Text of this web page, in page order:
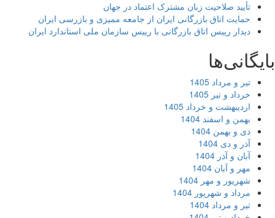
تأیید صلاحیت زبان مشترک اعتماد در جهان
حمایت اتاق بازرگانی ایران از جامعه ممیزی و بازرسی ایران
دیدار رییس اتاق بازرگانی با رییس سازمان ملی استاندارد ایران
تیر و مرداد 1405
خرداد و تیر 1405
اردیبهشت و خرداد 1405
بهمن و اسفند 1404
دی و بهمن 1404
آذر و دی 1404
آبان و آذر 1404
مهر و آبان 1404
شهریور و مهر 1404
مرداد و شهریور 1404
تیر و مرداد 1404